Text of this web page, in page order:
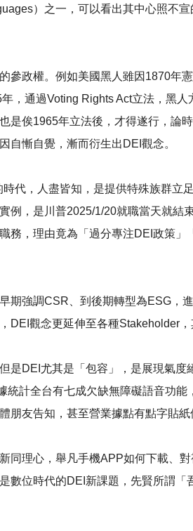
）之一，可以看出其中心照不
參政權。例如美國黑人雖因1870年
，通過Voting Rights Act立法，黑
是俟1965年立法後，才得遂行，論
自慚自覺，漸而衍生出DEI觀念。
代，人盡皆知，是提供特殊族群
例，是川普2025/1/20就職當天就
務，理由竟為「過分專注DEI政策
期強調CSR、到後期轉型為ESG，
DEI觀念更延伸至各種Stakeholder，
是DEI尤其是「包容」，是展現氣
統計全台有七成欠缺無障礙語音功
朋友告知，甚至營業據點有點字貼紙
同理心，舉凡手機APP如何下載、
數位時代的DEI新課題，先賢所謂「